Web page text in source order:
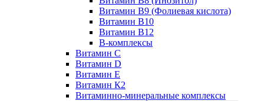
Витамин B9 (Фолиевая кислота)
Витамин B10
Витамин B12
B-комплексы
Витамин C
Витамин D
Витамин E
Витамин К2
Витаминно-минеральные комплексы